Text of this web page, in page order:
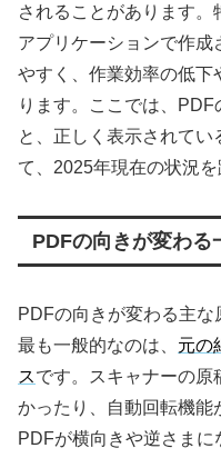
されることがあります
アプリケーションで作成
やすく、作業効率の低下
ります。ここでは、
と、正しく表示されて
て、2025年現在の状況を
PDFの向きが変わる
PDFの向きが変わる主な
最も一般的なのは、 元の
スです。スキャナーの原
かったり、自動回転機能
PDFが横向きや逆さまに